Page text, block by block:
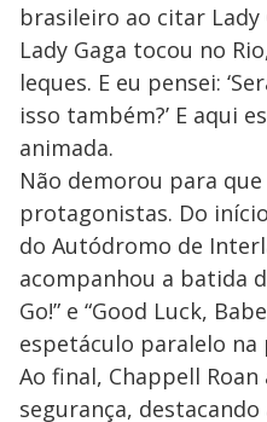
brasileiro ao citar Lady
Lady Gaga tocou no
leques. E eu pensei:
isso também?’ E aqui
animada.
Não demorou para
protagonistas. Do
do Autódromo de
acompanhou a batida
Go!” e “Good Luck,
espetáculo paralelo na
Ao final, Chappell
segurança,